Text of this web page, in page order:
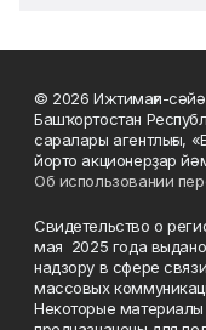
© 2026 Ижтимағи-
Башҡортостан
саралары агентлығы,
йорто акционерҙар
Об использовании
Свидетельство о
мая 2025 года
надзору в сфере
массовых
Некоторые